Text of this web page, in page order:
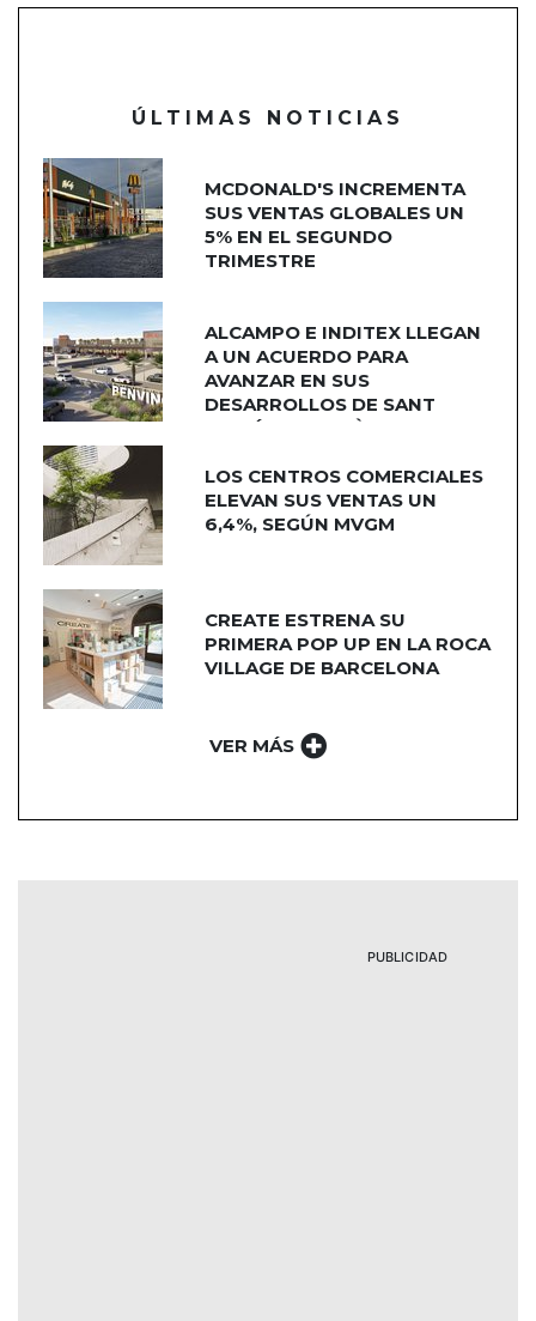
ÚLTIMAS NOTICIAS
MCDONALD'S INCREMENTA
SUS VENTAS GLOBALES UN
5% EN EL SEGUNDO
TRIMESTRE
ALCAMPO E INDITEX LLEGAN
A UN ACUERDO PARA
AVANZAR EN SUS
DESARROLLOS DE SANT
ADRIÁN DE BESÒS
LOS CENTROS COMERCIALES
ELEVAN SUS VENTAS UN
6,4%, SEGÚN MVGM
CREATE ESTRENA SU
PRIMERA POP UP EN LA ROCA
VILLAGE DE BARCELONA
VER MÁS
PUBLICIDAD